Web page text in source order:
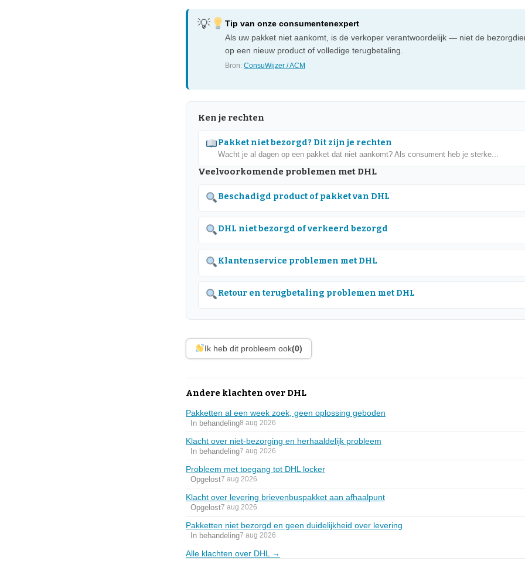
Tip van onze consumentenexpert
Als uw pakket niet aankomt, is de verkoper verantwoordelijk — niet de
op een nieuw product of volledige terugbetaling.
Bron:ConsuWijzer / ACM
Ken je rechten
Pakket niet bezorgd? Dit zijn je rechten
Wacht je al dagen op een pakket dat niet aankomt? Als consument heb je sterke...
Veelvoorkomende problemen met DHL
Beschadigd product of pakket van DHL
DHL niet bezorgd of verkeerd bezorgd
Klantenservice problemen met DHL
Retour en terugbetaling problemen met DHL
Ik heb dit probleem ook(0)
Andere klachten over DHL
Pakketten al een week zoek, geen oplossing geboden
In behandeling8 aug 2026
Klacht over niet-bezorging en herhaaldelijk probleem
In behandeling7 aug 2026
Probleem met toegang tot DHL locker
Opgelost7 aug 2026
Klacht over levering brievenbuspakket aan afhaalpunt
Opgelost7 aug 2026
Pakketten niet bezorgd en geen duidelijkheid over levering
In behandeling7 aug 2026
Alle klachten over DHL →